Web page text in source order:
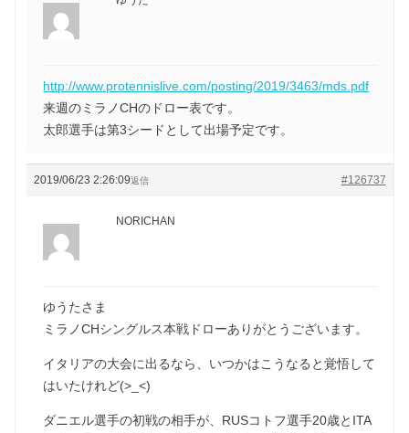
http://www.protennislive.com/posting/2019/3463/mds.pdf
来週のミラノCHのドロー表です。
太郎選手は第3シードとして出場予定です。
2019/06/23 2:26:09 #126737
返信
NORICHAN
ゆうたさま
ミラノCHシングルス本戦ドローありがとうございます。
イタリアの大会に出るなら、いつかはこうなると覚悟して
はいたけれど(>_<)
ダニエル選手の初戦の相手が、RUSコトフ選手20歳とITA